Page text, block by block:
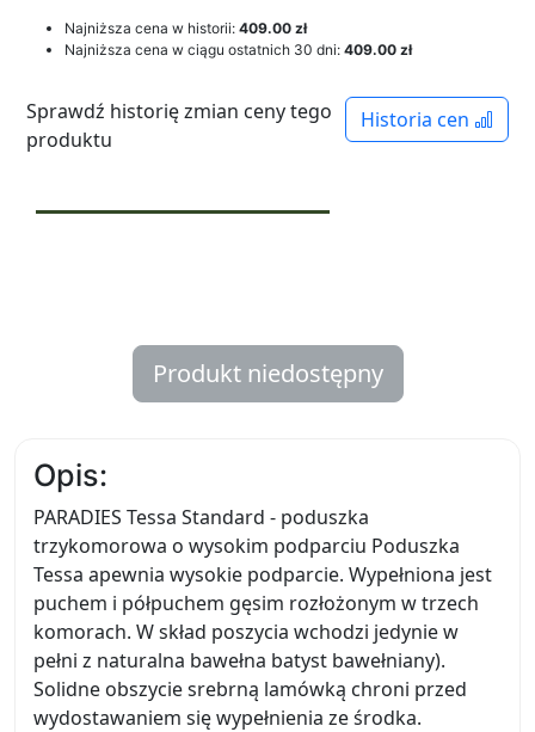
Najniższa cena w historii: 409.00 zł
Najniższa cena w ciągu ostatnich 30 dni: 409.00 zł
Historia cen
Sprawdź historię zmian ceny tego
produktu
Produkt niedostępny
Opis:
PARADIES Tessa Standard - poduszka
trzykomorowa o wysokim podparciu Poduszka
Tessa apewnia wysokie podparcie. Wypełniona jest
puchem i półpuchem gęsim rozłożonym w trzech
komorach. W skład poszycia wchodzi jedynie w
pełni z naturalna bawełna batyst bawełniany).
Solidne obszycie srebrną lamówką chroni przed
wydostawaniem się wypełnienia ze środka.